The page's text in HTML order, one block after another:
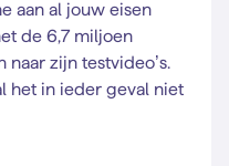
aan al jouw eisen
de 6,7 miljoen
naar zijn testvideo’s.
het in ieder geval niet